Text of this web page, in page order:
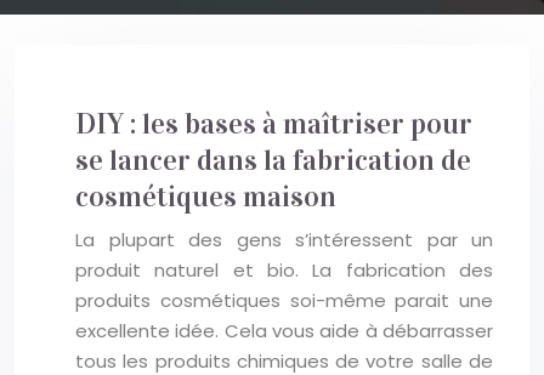
DIY : les bases à maîtriser pour
se lancer dans la fabrication de
cosmétiques maison
La plupart des gens s’intéressent par un
produit naturel et bio. La fabrication des
produits cosmétiques soi-même parait une
excellente idée. Cela vous aide à débarrasser
tous les produits chimiques de votre salle de